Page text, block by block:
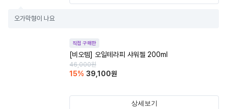
오가막형이 나요
직접 구매한
[비오템] 오일테라피 샤워젤 200ml
46,000원
15% 39,100원
상세보기